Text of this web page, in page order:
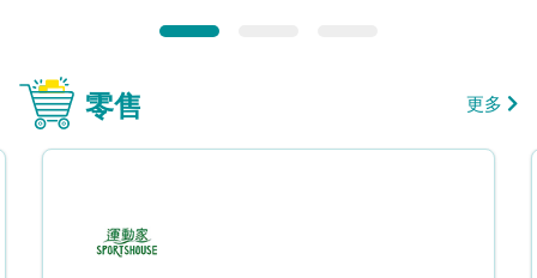
零售 更多